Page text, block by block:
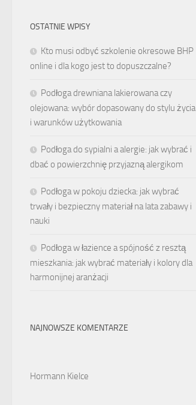
OSTATNIE WPISY
Kto musi odbyć szkolenie okresowe BHP
online i dla kogo jest to dopuszczalne?
Podłoga drewniana lakierowana czy
olejowana: wybór dopasowany do stylu życia
i warunków użytkowania
Podłoga do sypialni a alergie: jak wybrać i
dbać o powierzchnię przyjazną alergikom
Podłoga w pokoju dziecka: jak wybrać
trwały i bezpieczny materiał na lata zabawy i
nauki
Podłoga w łazience a spójność z resztą
mieszkania: jak wybrać materiały i kolory dla
harmonijnej aranżacji
NAJNOWSZE KOMENTARZE
Hormann Kielce